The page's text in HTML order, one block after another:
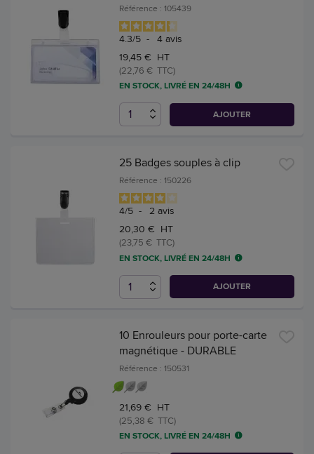
Référence : 105439
4.3/5 - 4 avis
19,45 € HT
(22,76 € TTC)
EN STOCK, LIVRÉ EN 24/48H
AJOUTER
25 Badges souples à clip
Référence : 150226
4/5 - 2 avis
20,30 € HT
(23,75 € TTC)
EN STOCK, LIVRÉ EN 24/48H
AJOUTER
10 Enrouleurs pour porte-carte
magnétique - DURABLE
Référence : 150531
21,69 € HT
(25,38 € TTC)
EN STOCK, LIVRÉ EN 24/48H